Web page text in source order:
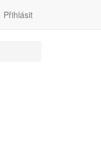
Přihlásit